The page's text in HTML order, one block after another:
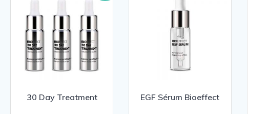
30 Day Treatment EGF Sérum Bioeffect